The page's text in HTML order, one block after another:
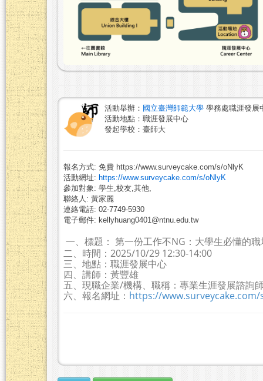
活動舉辦： 國立臺灣師範大學 學務處職涯發展
活動地點：職涯發展中心
發起學校：臺師大
報名方式: 免費 https://www.surveycake.com/s/oNlyK
活動網址: https://www.surveycake.com/s/oNlyK
參加對象: 學生,校友,其他,
聯絡人: 黃家麗
連絡電話: 02-7749-5930
電子郵件: kellyhuang0401@ntnu.edu.tw
一、標題： 第一份工作不NG：大學生必懂的
二、時間：2025/10/29 12:30-14:00
三、地點：職涯發展中心
四、講師：黃豐雄
五、現職企業/機構、職稱：專業生涯發展諮詢
六、報名網址： https://www.surveycake.com/